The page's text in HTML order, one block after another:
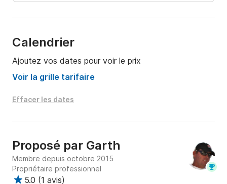
Calendrier
Ajoutez vos dates pour voir le prix
Voir la grille tarifaire
Effacer les dates
Proposé par Garth
Membre depuis octobre 2015
Propriétaire professionnel
5.0 (1 avis)